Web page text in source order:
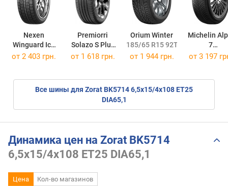
Nexen
Winguard Ice
195/65 R15 91Q
Premiorri
Solazo S Plus
195/65 R15 95V
Orium Winter
185/65 R15 92T
Michelin
7
195/65 R15
от 2 403 грн. от 1 618 грн. от 1 944 грн. от 3 197
Все шины для Zorat BK5714 6,5x15/4x108 ET25
DIA65,1
Динамика цен на Zorat BK5714
6,5x15/4x108 ET25 DIA65,1
Цена Кол-во магазинов